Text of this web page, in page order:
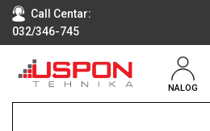
Call Centar:
032/346-745
NALOG
RAČUNARI